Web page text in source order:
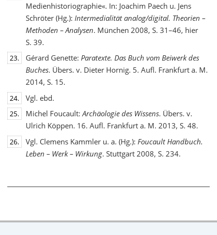
Medienhistoriographie«. In: Joachim Paech u. Jens
Schröter (Hg.): Intermedialität analog/digital. Theorien –
Methoden – Analysen. München 2008, S. 31–46, hier
S. 39.
23. Gérard Genette: Paratexte. Das Buch vom Beiwerk des
Buches. Übers. v. Dieter Hornig. 5. Aufl. Frankfurt a. M.
2014, S. 15.
24. Vgl. ebd.
25. Michel Foucault:Archäologie des Wissens. Übers. v.
Ulrich Köppen. 16. Aufl. Frankfurt a. M. 2013, S. 48.
26. Vgl. Clemens Kammler u. a. (Hg.): Foucault Handbuch.
Leben – Werk – Wirkung. Stuttgart 2008, S. 234.